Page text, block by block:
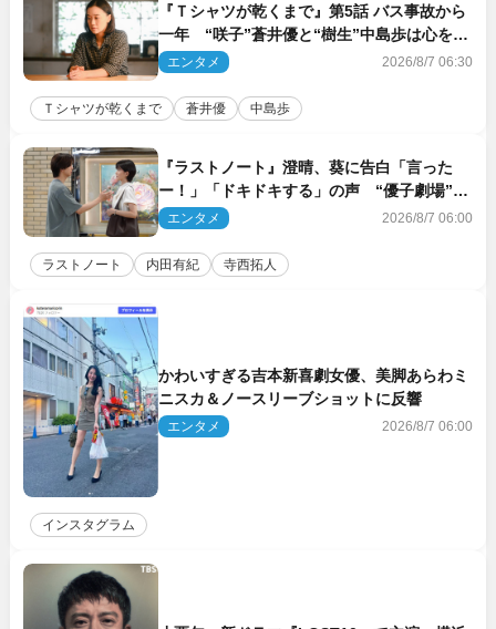
『Ｔシャツが乾くまで』第5話 バス事故から
一年 “咲子”蒼井優と“樹生”中島歩は心を許
しあえる関係に
エンタメ 2026/8/7 06:30
Ｔシャツが乾くまで 蒼井優 中島歩
『ラストノート』澄晴、葵に告白「言った
ー！」「ドキドキする」の声 “優子劇場”も
話題
エンタメ 2026/8/7 06:00
ラストノート 内田有紀 寺西拓人
かわいすぎる吉本新喜劇女優、美脚あらわミ
ニスカ＆ノースリーブショットに反響
エンタメ 2026/8/7 06:00
インスタグラム